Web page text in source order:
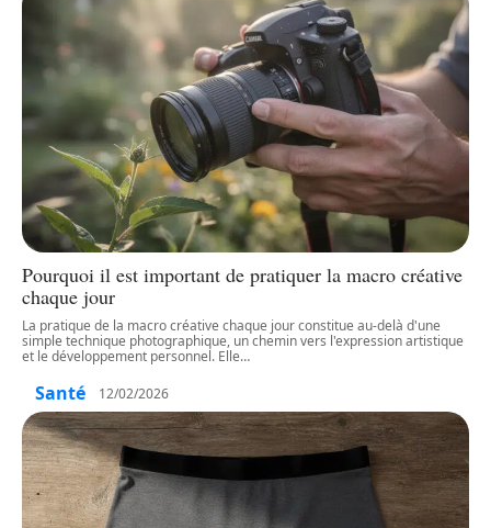
Pourquoi il est important de pratiquer la macro créative
chaque jour
La pratique de la macro créative chaque jour constitue au-delà d'une
simple technique photographique, un chemin vers l'expression artistique
et le développement personnel. Elle…
Santé 12/02/2026